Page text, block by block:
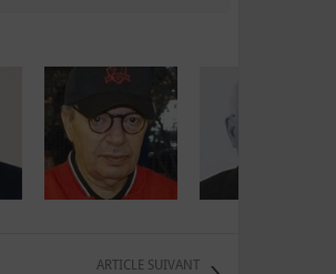
ARTICLE SUIVANT